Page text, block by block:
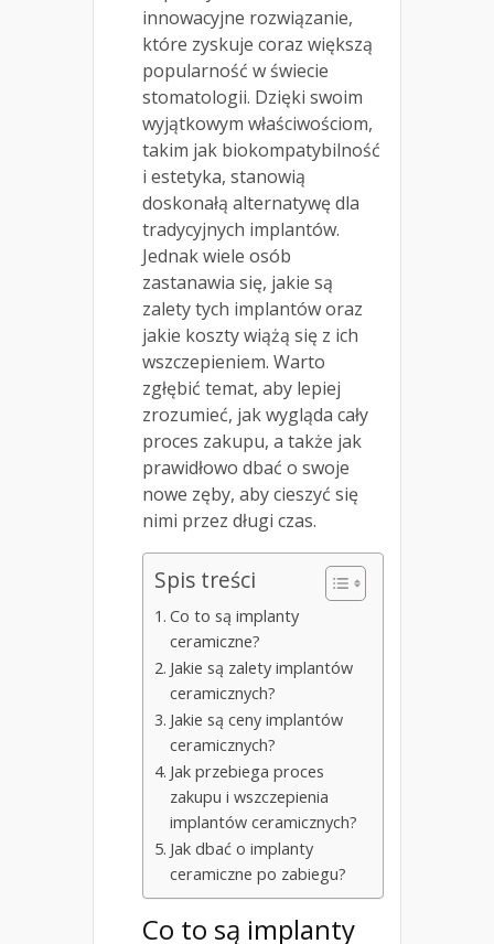
innowacyjne rozwiązanie,
które zyskuje coraz większą
popularność w świecie
stomatologii. Dzięki swoim
wyjątkowym właściwościom,
takim jak biokompatybilność
i estetyka, stanowią
doskonałą alternatywę dla
tradycyjnych implantów.
Jednak wiele osób
zastanawia się, jakie są
zalety tych implantów oraz
jakie koszty wiążą się z ich
wszczepieniem. Warto
zgłębić temat, aby lepiej
zrozumieć, jak wygląda cały
proces zakupu, a także jak
prawidłowo dbać o swoje
nowe zęby, aby cieszyć się
nimi przez długi czas.
Spis treści
Co to są implanty
ceramiczne?
Jakie są zalety implantów
ceramicznych?
Jakie są ceny implantów
ceramicznych?
Jak przebiega proces
zakupu i wszczepienia
implantów ceramicznych?
Jak dbać o implanty
ceramiczne po zabiegu?
Co to są implanty